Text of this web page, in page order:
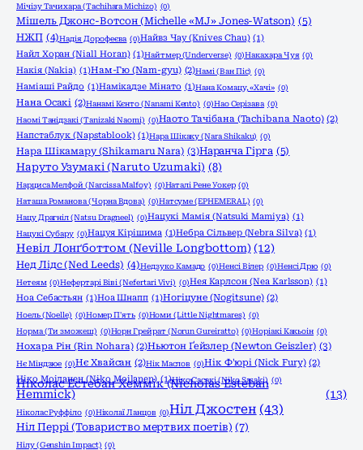
Мічізу Тачихара (Tachihara Michizo) (0)
Мішель Джонс-Вотсон (Michelle «MJ» Jones-Watson) (5)
НЖП (4)Надія Дорофеєва (0)Найвз Чау (Knives Chau) (1)
Найл Хоран (Niall Horan) (1)Найтмер (Underverse) (0)Накахара Чуя (0)
Накія (Nakia) (1)Нам-Гю (Nam-gyu) (2)Намі (Ван Піс) (0)
Наміаші Райдо (1)Намікадзе Мінато (1)Нана Комацу, «Хачі» (0)
Нана Осакі (2)Нанамі Кєнто (Nanami Kento) (0)Нао Серізава (0)
Наомі Танідзакі (Tanizaki Naomi) (0)Наото Тачібана (Tachibana Naoto) (2)
Напстаблук (Napstablook) (1)Нара Шікаку (Nara Shikaku) (0)
Нара Шікамару (Shikamaru Nara) (3)Наранча Гірга (5)
Наруто Узумакі (Naruto Uzumaki) (8)
Нарциса Мелфой (Narcissa Malfoy) (0)Наталі Рене Уокер (0)
Наташа Романова (Чорна Вдова) (0)Натсуме (EPHEMERAL) (0)
Нацу Драгніл (Natsu Dragneel) (0)Нацукі Мамія (Natsuki Mamiya) (1)
Нацукі Субару (0)Нацуя Кірішима (1)Небра Сільвер (Nebra Silva) (1)
Невіл Лонґботтом (Neville Longbottom) (12)
Нед Лідс (Ned Leeds) (4)Недзуко Камадо (0)Ненсі Вілер (0)Ненсі Дрю (0)
Нетеям (0)Нефертарі Віві (Nefertari Vivi) (0)Нея Карлсон (Nea Karlsson) (1)
Ноа Себастьян (1)Ноа Шнапп (1)Ногіцуне (Nogitsune) (2)
Ноель (Noelle) (0)Номер П'ять (0)Номи (Little Nightmares) (0)
Норма (Ти зможеш) (0)Норн Грейрат (Norun Gureiratto) (0)Норіакі Какьоін (0)
Нохара Рін (Rin Nohara) (2)Ньютон Ґейзлер (Newton Geiszler) (3)
Нє Міндзюе (0)Нє Хвайсан (2)Нік Маслов (0)Нік Ф'юрі (Nick Fury) (2)
Ніко Моіланен (Niko Moilanen) (1)Ніко Сасакі (Niko Sasaki) (0)
Ніколас Естебан Хеммік (Nicholas Esteban
Hemmick)
(13)
Ніколас Руффіло (0)Ніколаї Ланцов (0)Ніл Джостен (43)
Ніл Перрі (Товариство мертвих поетів) (7)
Нілу (Genshin Impact) (0)